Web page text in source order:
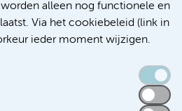
alleen nog functionele en
Via het cookiebeleid (link in
ieder moment wijzigen.